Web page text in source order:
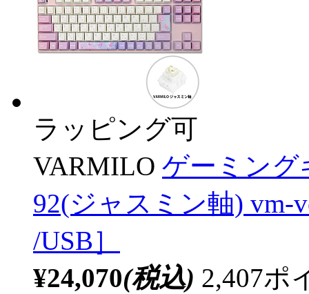
ラッピング可
VARMILO ゲーミング
92(ジャスミン軸) vm-
/USB］
¥24,070(税込) 2,407ポ